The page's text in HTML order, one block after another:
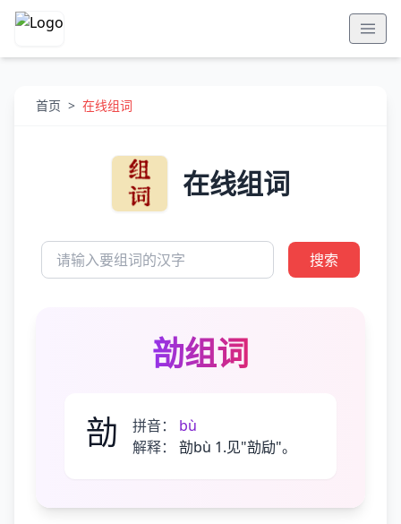
首页 > 在线组词
在线组词
搜索
勏组词
勏
拼音：
bù
解释：
勏bù 1.见"勏劶"。